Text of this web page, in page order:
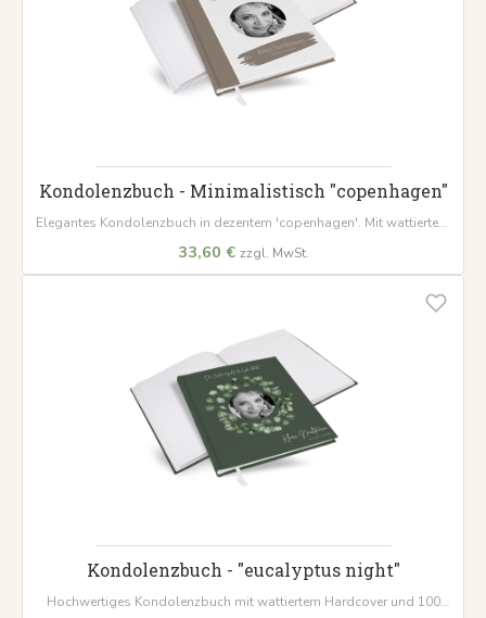
Kondolenzbuch - Minimalistisch "copenhagen"
Elegantes Kondolenzbuch in dezentem 'copenhagen'. Mit wattiertem
Lesezeichenband – ein würdevoller Ort für Erinnerungen.
33,60 € zzgl. MwSt.
Kondolenzbuch - "eucalyptus night"
Hochwertiges Kondolenzbuch mit wattiertem Hardcover und 100